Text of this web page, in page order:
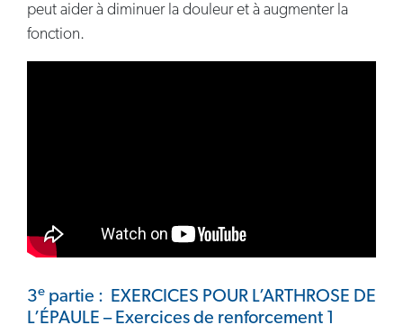
peut aider à diminuer la douleur et à augmenter la
fonction.
3e partie : EXERCICES POUR L’ARTHROSE DE
L’ÉPAULE – Exercices de renforcement 1